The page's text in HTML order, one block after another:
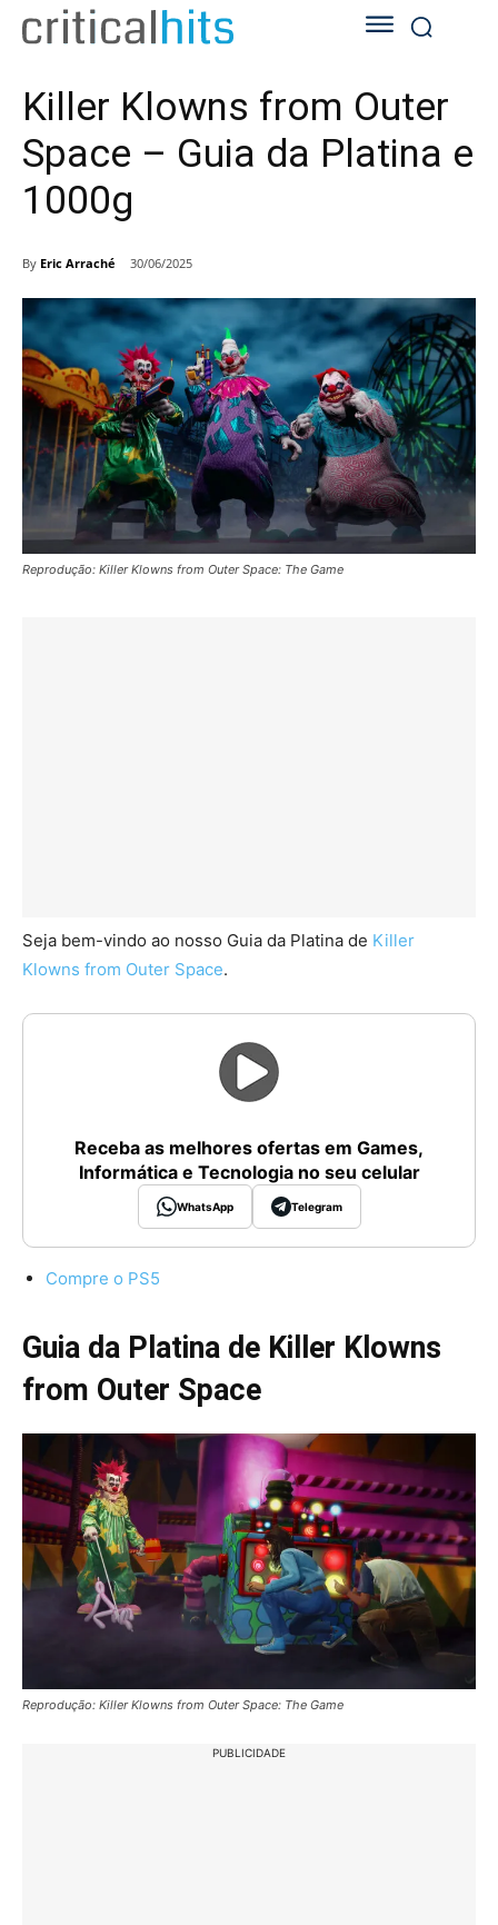
Killer Klowns from Outer
Space – Guia da Platina e
1000g
By Eric Arraché 30/06/2025
Reprodução: Killer Klowns from Outer Space: The Game
Seja bem-vindo ao nosso Guia da Platina de Killer
Klowns from Outer Space.
Receba as melhores ofertas em Games,
Informática e Tecnologia no seu celular
WhatsApp Telegram
Compre o PS5
Guia da Platina de Killer Klowns
from Outer Space
Reprodução: Killer Klowns from Outer Space: The Game
PUBLICIDADE